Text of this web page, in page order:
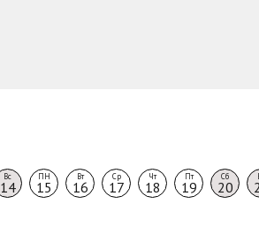
Вс
14
ПН
15
Вт
16
Ср
17
Чт
18
Пт
19
Сб
20